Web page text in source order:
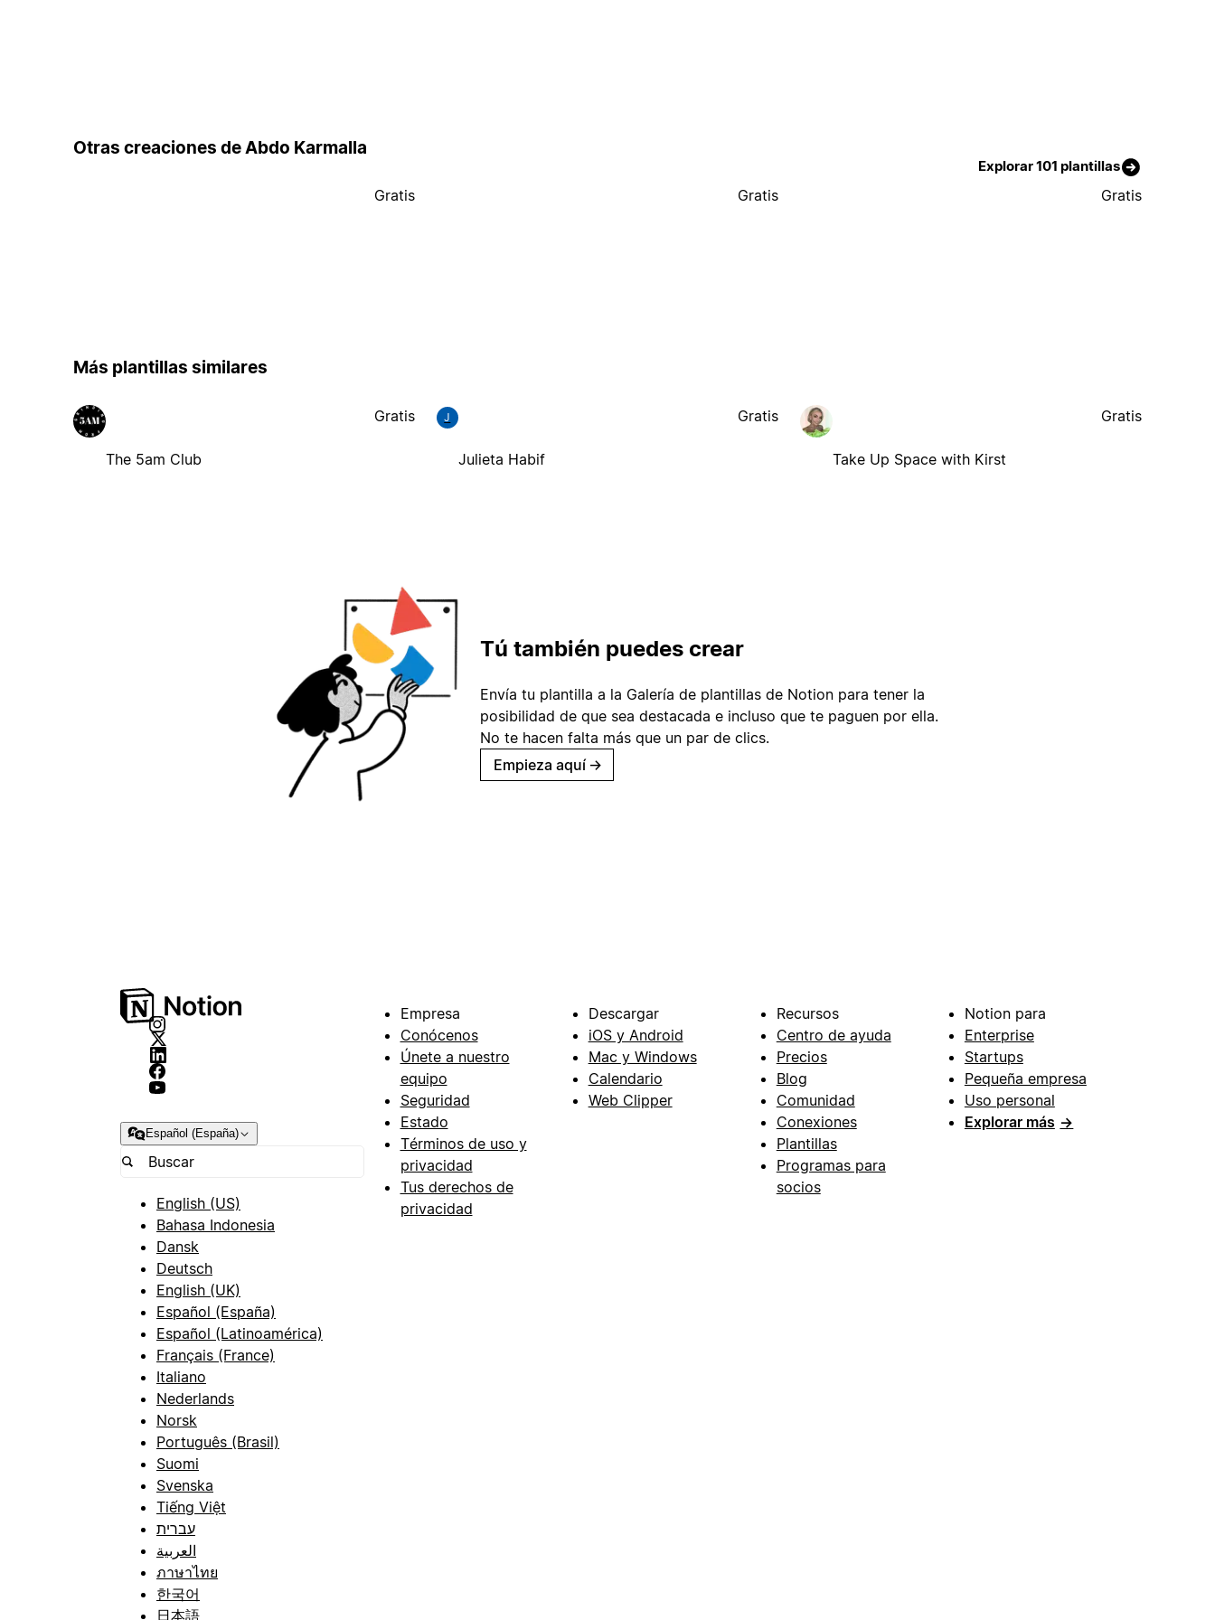
Otras creaciones de Abdo Karmalla
Explorar 101 plantillas
Gratis Gratis Gratis
Más plantillas similares
The 5am Club
Gratis J
Julieta Habif
Gratis
Take Up Space with Kirst
Gratis
Tú también puedes crear
Envía tu plantilla a la Galería de plantillas de Notion para tener la
posibilidad de que sea destacada e incluso que te paguen por ella.
No te hacen falta más que un par de clics.
Empieza aquí →
Español (España)
English (US)
Bahasa Indonesia
Dansk
Deutsch
English (UK)
Español (España)
Español (Latinoamérica)
Français (France)
Italiano
Nederlands
Norsk
Português (Brasil)
Suomi
Svenska
Tiếng Việt
עברית
العربية
ภาษาไทย
한국어
日本語
Empresa
Conócenos
Únete a nuestro
equipo
Seguridad
Estado
Términos de uso y
privacidad
Tus derechos de
privacidad
Descargar
iOS y Android
Mac y Windows
Calendario
Web Clipper
Recursos
Centro de ayuda
Precios
Blog
Comunidad
Conexiones
Plantillas
Programas para
socios
Notion para
Enterprise
Startups
Pequeña empresa
Uso personal
Explorar más →